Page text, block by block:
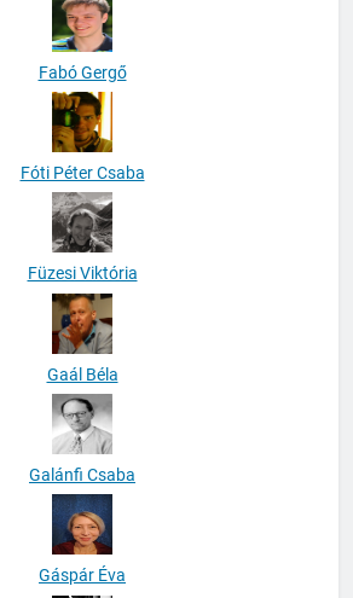
Fabó Gergő
Fóti Péter Csaba
Füzesi Viktória
Gaál Béla
Galánfi Csaba
Gáspár Éva